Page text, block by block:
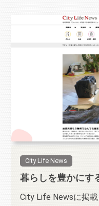
City Life News
暮らしを豊かにす
City Life Newsに掲載